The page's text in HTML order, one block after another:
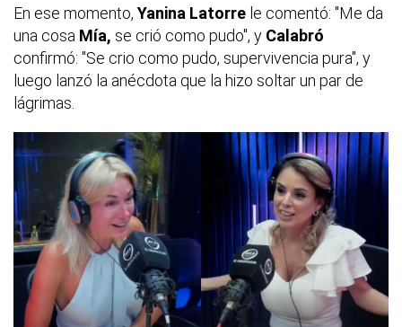
En ese momento, Yanina Latorre le comentó: "Me da
una cosa Mía, se crió como pudo", y Calabró
confirmó: "Se crio como pudo, supervivencia pura", y
luego lanzó la anécdota que la hizo soltar un par de
lágrimas.